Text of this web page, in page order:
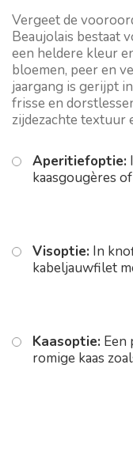
Vergeet de
Beaujolais bestaat
een heldere kleur
bloemen, peer en
jaargang is gerijpt
frisse en
zijdezachte textuur
Aperitiefoptie:
kaasgougères
Visoptie: In
kabeljauwfilet
Kaasoptie: Een
romige kaas